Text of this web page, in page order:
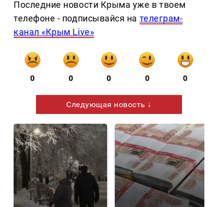
Последние новости Крыма уже в твоем
телефоне - подписывайся на телеграм-
канал «Крым Live»
0 0 0 0 0
Следующая новость ↓